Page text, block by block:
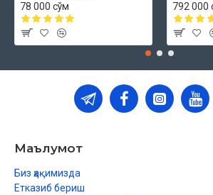
78 000 сўм
792 000
Маълумот
Биз ҳақимизда
Етказиб бериш